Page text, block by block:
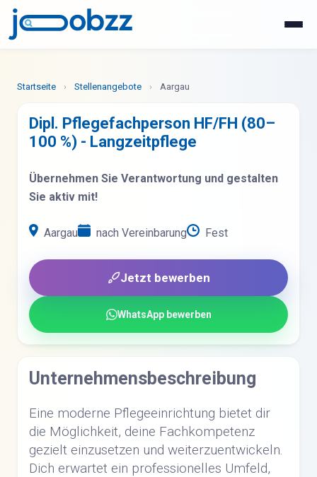
Startseite › Stellenangebote › Aargau
Dipl. Pflegefachperson HF/FH (80–
100 %) - Langzeitpflege
Übernehmen Sie Verantwortung und gestalten
Sie aktiv mit!
Aargau nach Vereinbarung Fest
Jetzt bewerben
WhatsApp bewerben
Unternehmensbeschreibung
Eine moderne Pflegeeinrichtung bietet dir
die Möglichkeit, deine Fachkompetenz
gezielt einzusetzen und weiterzuentwickeln.
Dich erwartet ein professionelles Umfeld,